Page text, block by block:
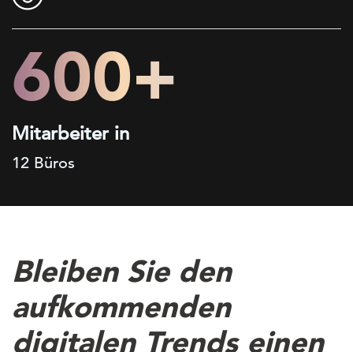
600+
Mitarbeiter in
12 Büros
Bleiben Sie den
aufkommenden
digitalen Trends einen